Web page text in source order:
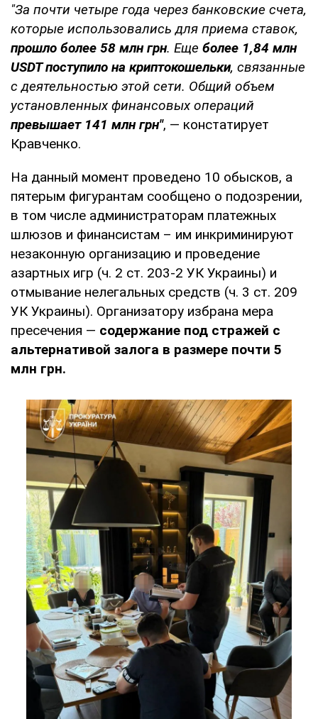
"За почти четыре года через банковские счета,
которые использовались для приема ставок,
прошло более 58 млн грн. Еще более 1,84 млн
USDT поступило на криптокошельки, связанные
с деятельностью этой сети. Общий объем
установленных финансовых операций
превышает 141 млн грн", — констатирует
Кравченко.
На данный момент проведено 10 обысков, а
пятерым фигурантам сообщено о подозрении,
в том числе администраторам платежных
шлюзов и финансистам – им инкриминируют
незаконную организацию и проведение
азартных игр (ч. 2 ст. 203-2 УК Украины) и
отмывание нелегальных средств (ч. 3 ст. 209
УК Украины). Организатору избрана мера
пресечения — содержание под стражей с
альтернативой залога в размере почти 5
млн грн.